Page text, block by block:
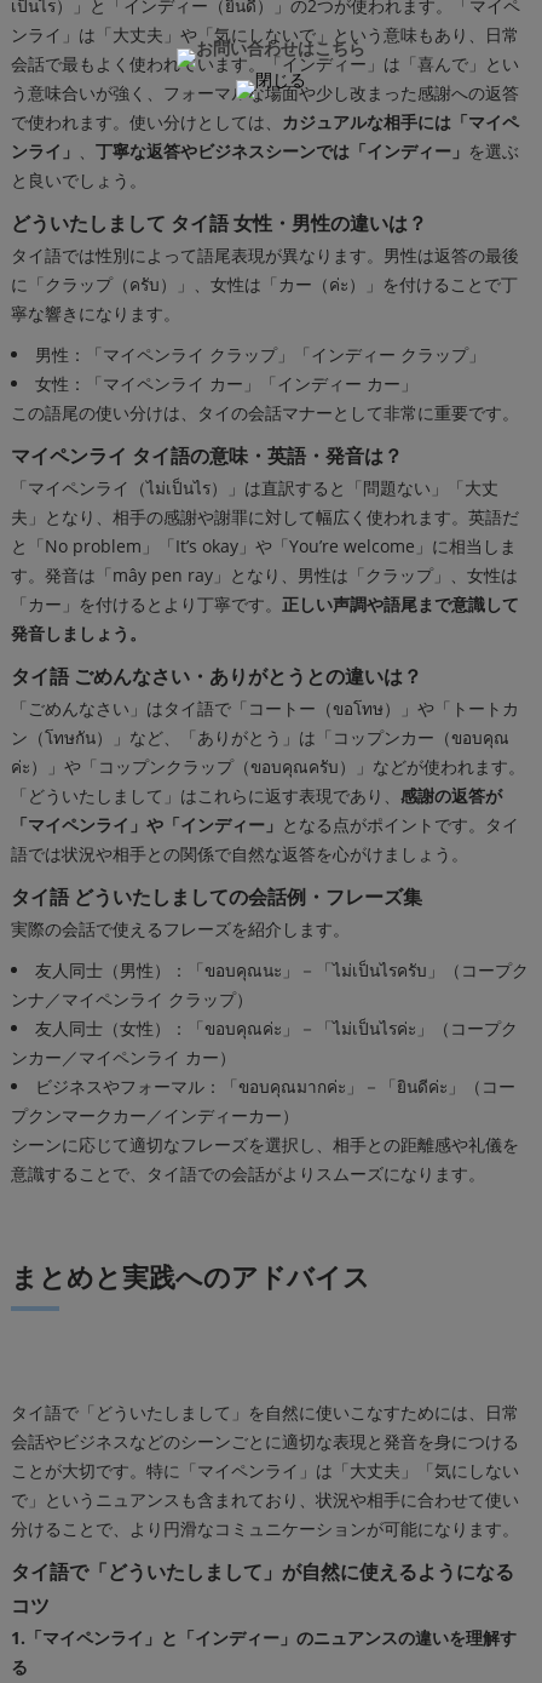
เป็นไร）」と「インディー（ยินดี）」の2つが使われます。「マイペ
ンライ」は「大丈夫」や「気にしないで」という意味もあり、日常
会話で最もよく使われています。「インディー」は「喜んで」とい
う意味合いが強く、フォーマルな場面や少し改まった感謝への返答
で使われます。使い分けとしては、
カジュアルな相手には「マイペ
ンライ」
丁寧な返答やビジネスシーンでは「インディー」 を選ぶ
と良いでしょう。
どういたしまして タイ語 女性・男性の違いは？
タイ語では性別によって語尾表現が異なります。男性は返答の最後
に「クラップ（ครับ）」、女性は「カー（ค่ะ）」を付けることで丁
寧な響きになります。
男性：「マイペンライ クラップ」「インディー クラップ」
女性：「マイペンライ カー」「インディー カー」
この語尾の使い分けは、タイの会話マナーとして非常に重要です。
マイペンライ タイ語の意味・英語・発音は？
「マイペンライ（ไม่เป็นไร）」は直訳すると「問題ない」「大丈
夫」となり、相手の感謝や謝罪に対して幅広く使われます。英語だ
と「No problem」「It’s okay」や「You’re welcome」に相当しま
す。発音は「mây pen ray」となり、男性は「クラップ」、女性は
「カー」を付けるとより丁寧です。 正しい声調や語尾まで意識して
発音しましょう。
タイ語 ごめんなさい・ありがとうとの違いは？
「ごめんなさい」はタイ語で「コートー（ขอโทษ）」や「トートカ
ン（โทษกัน）」など、「ありがとう」は「コップンカー（ขอบคุณ
ค่ะ）」や「コップンクラップ（ขอบคุณครับ）」などが使われます。
「どういたしまして」はこれらに返す表現であり、 感謝の返答が
「マイペンライ」や「インディー」 となる点がポイントです。タイ
語では状況や相手との関係で自然な返答を心がけましょう。
タイ語 どういたしましての会話例・フレーズ集
実際の会話で使えるフレーズを紹介します。
友人同士（男性）：「ขอบคุณนะ」－「ไม่เป็นไรครับ」（コープク
ンナ／マイペンライ クラップ）
友人同士（女性）：「ขอบคุณค่ะ」－「ไม่เป็นไรค่ะ」（コープク
ンカー／マイペンライ カー）
ビジネスやフォーマル：「ขอบคุณมากค่ะ」－「ยินดีค่ะ」（コー
プクンマークカー／インディーカー）
シーンに応じて適切なフレーズを選択し、相手との距離感や礼儀を
意識することで、タイ語での会話がよりスムーズになります。
まとめと実践へのアドバイス
タイ語で「どういたしまして」を自然に使いこなすためには、日常
会話やビジネスなどのシーンごとに適切な表現と発音を身につける
ことが大切です。特に「マイペンライ」は「大丈夫」「気にしない
で」というニュアンスも含まれており、状況や相手に合わせて使い
分けることで、より円滑なコミュニケーションが可能になります。
タイ語で「どういたしまして」が自然に使えるようになる
コツ
1.「マイペンライ」と「インディー」のニュアンスの違いを理解す
る